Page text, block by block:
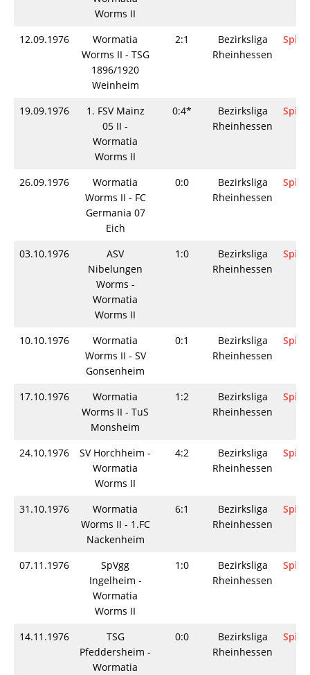
Worms II
12.09.1976
Wormatia
Worms II - TSG
1896/1920
Weinheim
2:1
Bezirksliga
Rheinhessen
19.09.1976
1. FSV Mainz
05 II -
Wormatia
Worms II
0:4*
Bezirksliga
Rheinhessen
26.09.1976
Wormatia
Worms II - FC
Germania 07
Eich
0:0
Bezirksliga
Rheinhessen
03.10.1976
ASV
Nibelungen
Worms -
Wormatia
Worms II
1:0
Bezirksliga
Rheinhessen
10.10.1976
Wormatia
Worms II - SV
Gonsenheim
0:1
Bezirksliga
Rheinhessen
17.10.1976
Wormatia
Worms II - TuS
Monsheim
1:2
Bezirksliga
Rheinhessen
24.10.1976
SV Horchheim -
Wormatia
Worms II
4:2
Bezirksliga
Rheinhessen
31.10.1976
Wormatia
Worms II - 1.FC
Nackenheim
6:1
Bezirksliga
Rheinhessen
07.11.1976
SpVgg
Ingelheim -
Wormatia
Worms II
1:0
Bezirksliga
Rheinhessen
14.11.1976
TSG
Pfeddersheim -
Wormatia
0:0
Bezirksliga
Rheinhessen